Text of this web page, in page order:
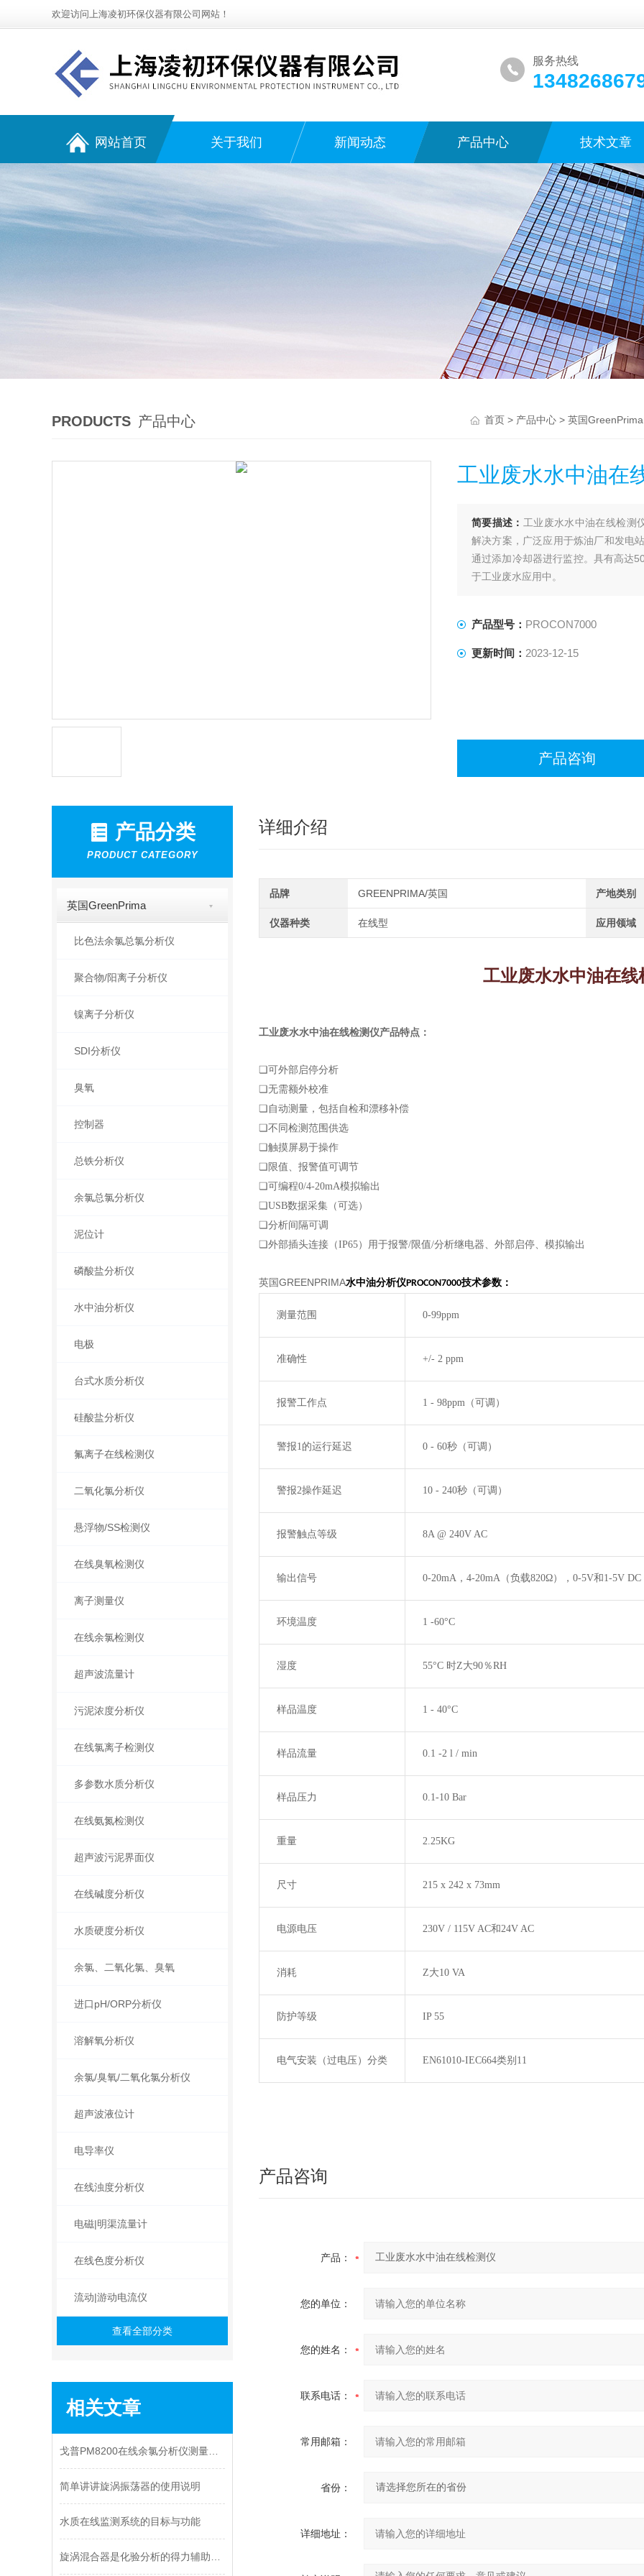
欢迎访问上海凌初环保仪器有限公司网站！
服务热线
网站首页 关于我们 新闻动态 产品中心 技术文章
PRODUCTS 产品中心 首页 > 产品中心 > 英国GreenPrima
工业废水水中油在
简要描述： 工业废水水中油在线检测
解决方案，广泛应用于炼油厂和发电
通过添加冷却器进行监控。具有高达
于工业废水应用中。
产品型号： PROCON7000
更新时间： 2023-12-15
产品咨询
产品分类
PRODUCT CATEGORY
英国GreenPrima
比色法余氯总氯分析仪
聚合物/阳离子分析仪
镍离子分析仪
SDI分析仪
臭氧
控制器
总铁分析仪
余氯总氯分析仪
泥位计
磷酸盐分析仪
水中油分析仪
电极
台式水质分析仪
硅酸盐分析仪
氟离子在线检测仪
二氧化氯分析仪
悬浮物/SS检测仪
在线臭氧检测仪
离子测量仪
在线余氯检测仪
超声波流量计
污泥浓度分析仪
在线氯离子检测仪
多参数水质分析仪
在线氨氮检测仪
超声波污泥界面仪
在线碱度分析仪
水质硬度分析仪
余氯、二氧化氯、臭氧
进口pH/ORP分析仪
溶解氧分析仪
余氯/臭氧/二氧化氯分析仪
超声波液位计
电导率仪
在线浊度分析仪
电磁|明渠流量计
在线色度分析仪
流动|游动电流仪
查看全部分类
相关文章
简单讲讲旋涡振荡器的使用说明
水质在线监测系统的目标与功能
详细介绍
品牌 GREENPRIMA/英国 产地类别
仪器种类 在线型 应用领域
工业废水水中油在线
工业废水水中油在线检测仪产品特点：
❏可外部启停分析
❏无需额外校准
❏ 自动测量，包括自检和漂移补偿
❏不同检测范围供选
❏触摸屏易于操作
❏ 限值、报警值可调节
❏可编程0/4-20mA模拟输出
❏USB数据采集（可选）
❏分析间隔可调
❏外部插头连接（IP65）用于报警/限值/分析继电器、外部启停、模拟输出
英国GREENPRIMA水中油分析仪PROCON7000技术参数：
测量范围 0-99ppm
准确性 +/- 2 ppm
报警工作点 1 - 98ppm（可调）
警报1的运行延迟 0 - 60秒（可调）
警报2操作延迟 10 - 240秒（可调）
报警触点等级 8A @ 240V AC
输出信号 0-20mA ， 4-20mA （负载820Ω）， 0-5V和 1-5V DC
环境温度 1 -60°C
湿度 55°C 时Z大90％RH
样品温度 1 - 40°C
样品流量 0.1 -2 l / min
样品压力 0.1-10 Bar
重量 2.25KG
尺寸 215 x 242 x 73mm
电源电压 230V / 115V AC和24V AC
消耗 Z大10 VA
防护等级 IP 55
电气安装（过电压）分类 EN61010-IEC664类别 11
产品咨询
产品：
您的单位：
您的姓名：
联系电话：
常用邮箱：
省份：
详细地址：